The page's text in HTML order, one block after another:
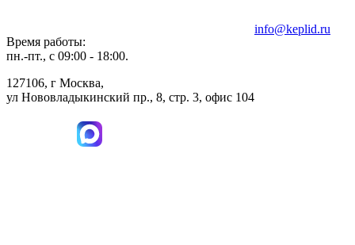
Время работы:
пн.-пт., с 09:00 - 18:00.
127106, г Москва,
ул Нововладыкинский пр., 8, стр. 3, офис 104
info@keplid.ru